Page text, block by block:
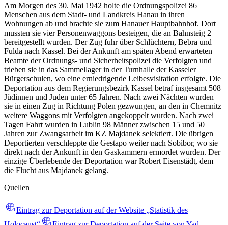
Am Morgen des 30. Mai 1942 holte die Ordnungspolizei 86
Menschen aus dem Stadt- und Landkreis Hanau in ihren
Wohnungen ab und brachte sie zum Hanauer Hauptbahnhof. Dort
mussten sie vier Personenwaggons besteigen, die an Bahnsteig 2
bereitgestellt wurden. Der Zug fuhr über Schlüchtern, Bebra und
Fulda nach Kassel. Bei der Ankunft am späten Abend erwarteten
Beamte der Ordnungs- und Sicherheitspolizei die Verfolgten und
trieben sie in das Sammellager in der Turnhalle der Kasseler
Bürgerschulen, wo eine erniedrigende Leibesvisitation erfolgte. Die
Deportation aus dem Regierungsbezirk Kassel betraf insgesamt 508
Jüdinnen und Juden unter 65 Jahren. Nach zwei Nächten wurden
sie in einen Zug in Richtung Polen gezwungen, an den in Chemnitz
weitere Waggons mit Verfolgten angekoppelt wurden. Nach zwei
Tagen Fahrt wurden in Lublin 98 Männer zwischen 15 und 50
Jahren zur Zwangsarbeit im KZ Majdanek selektiert. Die übrigen
Deportierten verschleppte die Gestapo weiter nach Sobibor, wo sie
direkt nach der Ankunft in den Gaskammern ermordet wurden. Der
einzige Überlebende der Deportation war Robert Eisenstädt, dem
die Flucht aus Majdanek gelang.
Quellen
Eintrag zur Deportation auf der Website „Statistik des